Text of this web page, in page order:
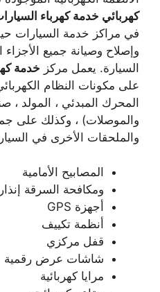
كهربائي خدمة كهرباء
في مراكز خدمة السيارات
وإصلاح وصيانة جميع الأجزاء
السيارة. يعمل مركز خدمة
على مكونات النظام
المحرك المبدئي ، المولد ،
والموصلات) ، وكذلك على
والملحقات الأخرى في
المصابيح الأمامية
ومكافحة السرقة
أجهزة GPS
أنظمة تكييف
قفل مركزي
شاشات عرض رقمية
مرايا كهربائية